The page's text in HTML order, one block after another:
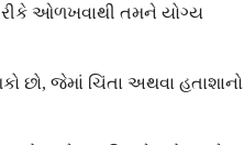
ઓળખવાથી તમને યોગ્ય
છો, જેમાં ચિંતા અથવા હતાશાનો